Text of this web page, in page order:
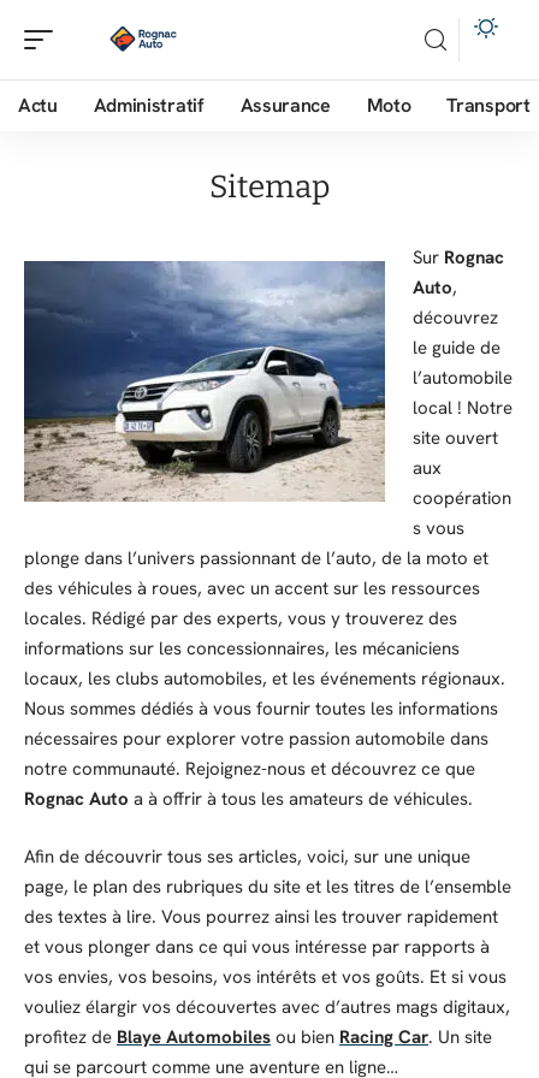
Actu Administratif Assurance Moto Transport
Sitemap
Sur Rognac
Auto,
découvrez
le guide de
l’automobile
local ! Notre
site ouvert
aux
coopération
s vous
plonge dans l’univers passionnant de l’auto, de la moto et
des véhicules à roues, avec un accent sur les ressources
locales. Rédigé par des experts, vous y trouverez des
informations sur les concessionnaires, les mécaniciens
locaux, les clubs automobiles, et les événements régionaux.
Nous sommes dédiés à vous fournir toutes les informations
nécessaires pour explorer votre passion automobile dans
notre communauté. Rejoignez-nous et découvrez ce que
Rognac Auto a à offrir à tous les amateurs de véhicules.
Afin de découvrir tous ses articles, voici, sur une unique
page, le plan des rubriques du site et les titres de l’ensemble
des textes à lire. Vous pourrez ainsi les trouver rapidement
et vous plonger dans ce qui vous intéresse par rapports à
vos envies, vos besoins, vos intérêts et vos goûts. Et si vous
vouliez élargir vos découvertes avec d’autres mags digitaux,
profitez de Blaye Automobiles ou bien Racing Car. Un site
qui se parcourt comme une aventure en ligne…